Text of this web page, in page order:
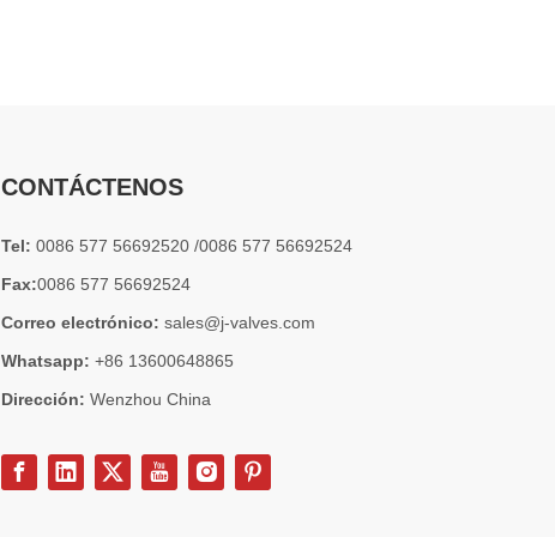
Las válvulas de compuerta son una de las válvulas de
CONTÁCTENOS
Tel: 0086 577 56692520 /0086 577 56692524
Fax:0086 577 56692524
Correo electrónico: sales@j-valves.com
Whatsapp: +86 13600648865
Dirección: Wenzhou China